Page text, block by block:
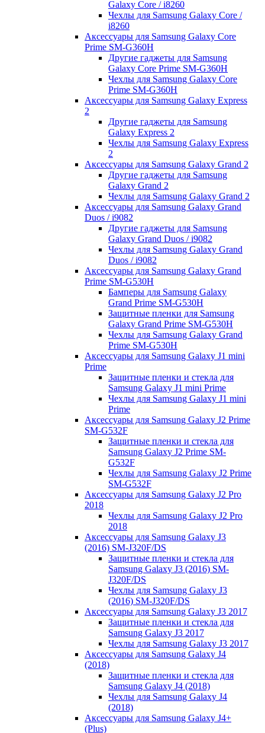
Galaxy Core / i8260
Чехлы для Samsung Galaxy Core /
i8260
Аксессуары для Samsung Galaxy Core
Prime SM-G360H
Другие гаджеты для Samsung
Galaxy Core Prime SM-G360H
Чехлы для Samsung Galaxy Core
Prime SM-G360H
Аксессуары для Samsung Galaxy Express
2
Другие гаджеты для Samsung
Galaxy Express 2
Чехлы для Samsung Galaxy Express
2
Аксессуары для Samsung Galaxy Grand 2
Другие гаджеты для Samsung
Galaxy Grand 2
Чехлы для Samsung Galaxy Grand 2
Аксессуары для Samsung Galaxy Grand
Duos / i9082
Другие гаджеты для Samsung
Galaxy Grand Duos / i9082
Чехлы для Samsung Galaxy Grand
Duos / i9082
Аксессуары для Samsung Galaxy Grand
Prime SM-G530H
Бамперы для Samsung Galaxy
Grand Prime SM-G530H
Защитные пленки для Samsung
Galaxy Grand Prime SM-G530H
Чехлы для Samsung Galaxy Grand
Prime SM-G530H
Аксессуары для Samsung Galaxy J1 mini
Prime
Защитные пленки и стекла для
Samsung Galaxy J1 mini Prime
Чехлы для Samsung Galaxy J1 mini
Prime
Аксессуары для Samsung Galaxy J2 Prime
SM-G532F
Защитные пленки и стекла для
Samsung Galaxy J2 Prime SM-
G532F
Чехлы для Samsung Galaxy J2 Prime
SM-G532F
Аксессуары для Samsung Galaxy J2 Pro
2018
Чехлы для Samsung Galaxy J2 Pro
2018
Аксессуары для Samsung Galaxy J3
(2016) SM-J320F/DS
Защитные пленки и стекла для
Samsung Galaxy J3 (2016) SM-
J320F/DS
Чехлы для Samsung Galaxy J3
(2016) SM-J320F/DS
Аксессуары для Samsung Galaxy J3 2017
Защитные пленки и стекла для
Samsung Galaxy J3 2017
Чехлы для Samsung Galaxy J3 2017
Аксессуары для Samsung Galaxy J4
(2018)
Защитные пленки и стекла для
Samsung Galaxy J4 (2018)
Чехлы для Samsung Galaxy J4
(2018)
Аксессуары для Samsung Galaxy J4+
(Plus)